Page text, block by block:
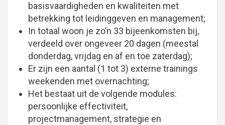
basisvaardigheden en kwaliteiten met
betrekking tot leidinggeven en management;
In totaal woon je zo’n 33 bijeenkomsten bij,
verdeeld over ongeveer 20 dagen (meestal
donderdag, vrijdag en af en toe zaterdag);
Er zijn een aantal (1 tot 3) externe trainings
weekenden met overnachting;
Het bestaat uit de volgende modules:
persoonlijke effectiviteit,
projectmanagement, strategie en